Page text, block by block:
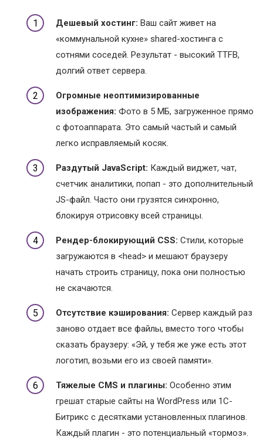
Дешевый хостинг: Ваш сайт живет на
«коммунальной кухне» shared-хостинга с
сотнями соседей. Результат - высокий TTFB,
долгий ответ сервера.
Огромные неоптимизированные
изображения: Фото в 5 МБ, загруженное прямо
с фотоаппарата. Это самый частый и самый
легко исправляемый косяк.
Раздутый JavaScript: Каждый виджет, чат,
счетчик аналитики, попап - это дополнительный
JS-файл. Часто они грузятся синхронно,
блокируя отрисовку всей страницы.
Рендер-блокирующий CSS: Стили, которые
загружаются в <head> и мешают браузеру
начать строить страницу, пока они полностью
не скачаются.
Отсутствие кэширования: Сервер каждый раз
заново отдает все файлы, вместо того чтобы
сказать браузеру: «Эй, у тебя же уже есть этот
логотип, возьми его из своей памяти».
Тяжелые CMS и плагины: Особенно этим
грешат старые сайты на WordPress или 1С-
Битрикс с десятками установленных плагинов.
Каждый плагин - это потенциальный «тормоз».